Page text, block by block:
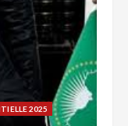
2025